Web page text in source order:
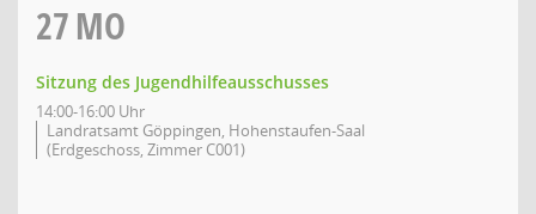
27MO
Sitzung des Jugendhilfeausschusses
14:00-16:00 Uhr
Landratsamt Göppingen, Hohenstaufen-Saal
(Erdgeschoss, Zimmer C001)